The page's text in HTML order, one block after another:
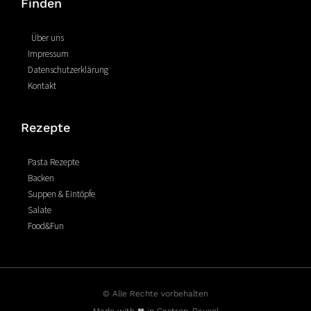
b
o
k
-
f
s
t
Finden
Über uns
Impressum
Datenschutzerklärung
Kontakt
Rezepte
Pasta Rezepte
Backen
Suppen & Eintöpfe
Salate
Food&Fun
© Alle Rechte vorbehalten